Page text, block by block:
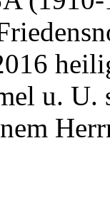
u. U.